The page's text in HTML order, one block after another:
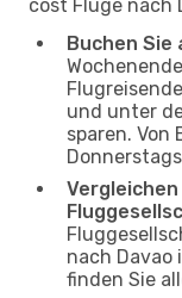
cost Flüge nach
Buchen Sie
und unter
sparen. Von
nach Davao
finden Sie